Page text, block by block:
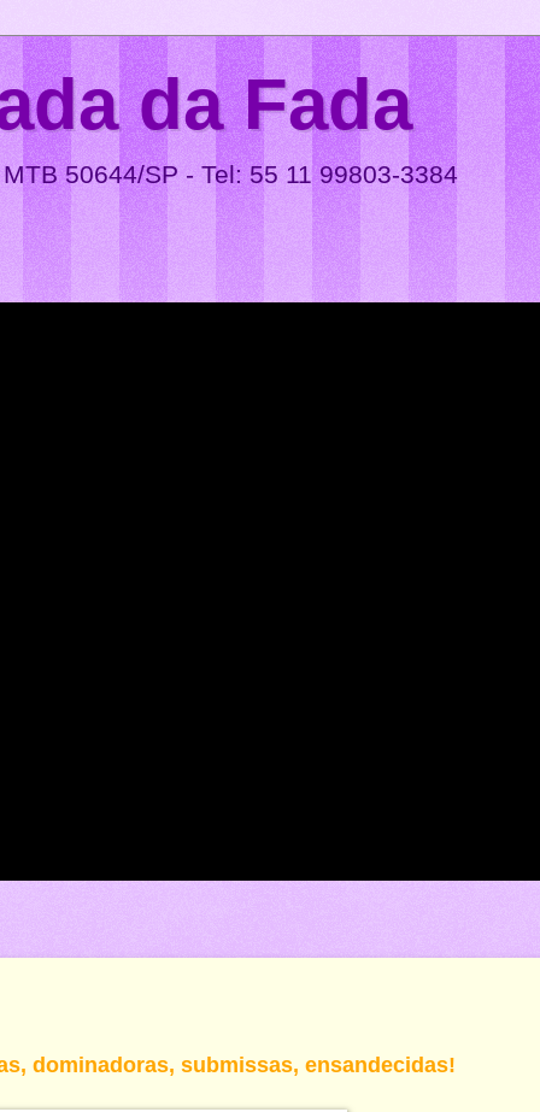
da Fada
50644/SP - Tel: 55 11 99803-3384
dominadoras, submissas, ensandecidas!